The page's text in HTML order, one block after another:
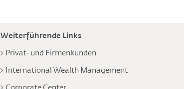
Weiterführende Links
Privat- und Firmenkunden
International Wealth Management
Corporate Center